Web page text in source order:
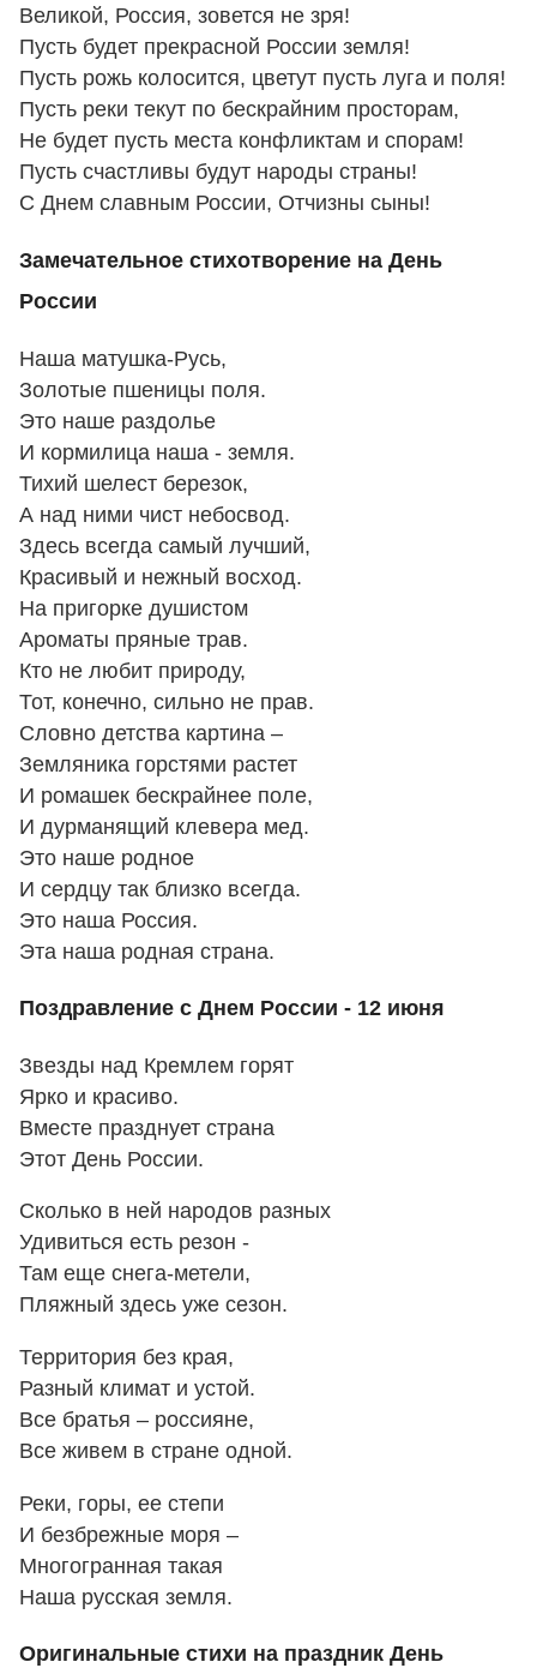
Великой, Россия, зовется не зря!
Пусть будет прекрасной России земля!
Пусть рожь колосится, цветут пусть луга и поля!
Пусть реки текут по бескрайним просторам,
Не будет пусть места конфликтам и спорам!
Пусть счастливы будут народы страны!
С Днем славным России, Отчизны сыны!
Замечательное стихотворение на День
России
Наша матушка-Русь,
Золотые пшеницы поля.
Это наше раздолье
И кормилица наша - земля.
Тихий шелест березок,
А над ними чист небосвод.
Здесь всегда самый лучший,
Красивый и нежный восход.
На пригорке душистом
Ароматы пряные трав.
Кто не любит природу,
Тот, конечно, сильно не прав.
Словно детства картина –
Земляника горстями растет
И ромашек бескрайнее поле,
И дурманящий клевера мед.
Это наше родное
И сердцу так близко всегда.
Это наша Россия.
Эта наша родная страна.
Поздравление с Днем России - 12 июня
Звезды над Кремлем горят
Ярко и красиво.
Вместе празднует страна
Этот День России.
Сколько в ней народов разных
Удивиться есть резон -
Там еще снега-метели,
Пляжный здесь уже сезон.
Территория без края,
Разный климат и устой.
Все братья – россияне,
Все живем в стране одной.
Реки, горы, ее степи
И безбрежные моря –
Многогранная такая
Наша русская земля.
Оригинальные стихи на праздник День